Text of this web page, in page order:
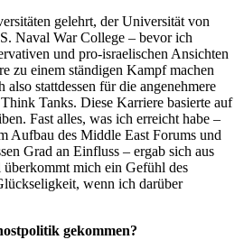
gelehrt, der Universität von
Naval War College – bevor ich
und pro-israelischen Ansichten
zu einem ständigen Kampf machen
stattdessen für die angenehmere
Tanks. Diese Karriere basierte auf
Fast alles, was ich erreicht habe –
Aufbau des Middle East Forums und
Grad an Einfluss – ergab sich aus
mich ein Gefühl des
wenn ich darüber
gekommen?